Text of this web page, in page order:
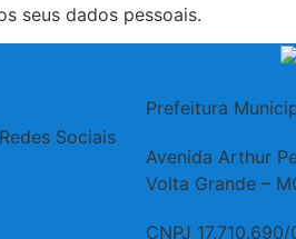
seus dados pessoais.
Sociais
Prefeitura
Avenida Arthur
Volta Grande –
CNPJ